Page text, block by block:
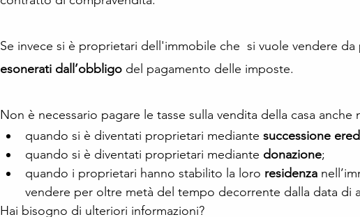
Se invece si è proprietari dell'immobile che  si vuole vendere
esonerati dall’obbligo del pagamento delle imposte.
Non è necessario pagare le tasse sulla vendita della casa anche
quando si è diventati proprietari mediante successione
quando si è diventati proprietari mediante donazione;
quando i proprietari hanno stabilito la loro residenza
vendere per oltre metà del tempo decorrente dalla data di
Hai bisogno di ulteriori informazioni?